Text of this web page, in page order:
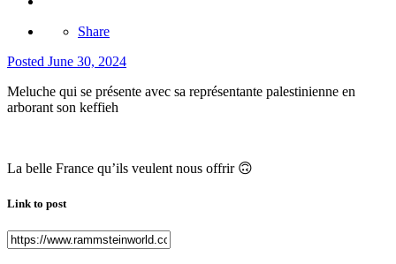
Share
Posted June 30, 2024
Meluche qui se présente avec sa représentante palestinienne en
arborant son keffieh
La belle France qu’ils veulent nous offrir 🙃
Link to post